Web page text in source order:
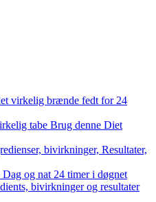
virkelig brænde fedt for 24
tabe Brug denne Diet
bivirkninger, Resultater,
og nat 24 timer i døgnet
bivirkninger og resultater